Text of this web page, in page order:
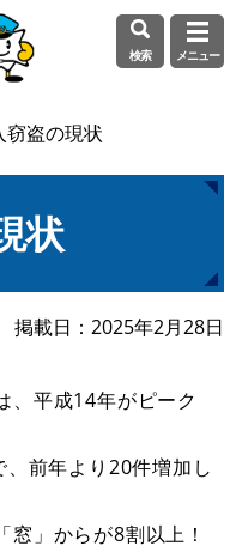
検索 メニュー
窃盗の現状
状
掲載日 2025年2月28日
、平成14年がピーク
前年より20件増加し
」からが8割以上！